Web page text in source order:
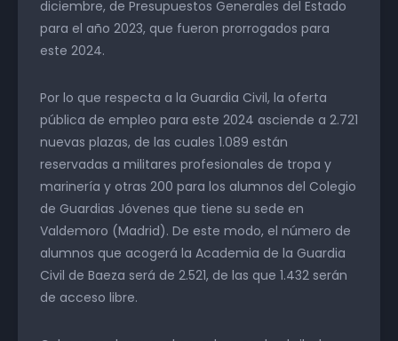
diciembre, de Presupuestos Generales del Estado
para el año 2023, que fueron prorrogados para
este 2024.
Por lo que respecta a la Guardia Civil, la oferta
pública de empleo para este 2024 asciende a 2.721
nuevas plazas, de las cuales 1.089 están
reservadas a militares profesionales de tropa y
marinería y otras 200 para los alumnos del Colegio
de Guardias Jóvenes que tiene su sede en
Valdemoro (Madrid). De este modo, el número de
alumnos que acogerá la Academia de la Guardia
Civil de Baeza será de 2.521, de las que 1.432 serán
de acceso libre.